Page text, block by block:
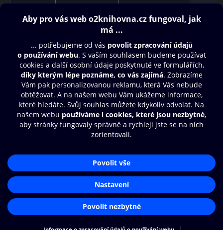
Obsah ke stažení
Moje O2 Knihovna
Další zábava
Nákupní řád
Přístupnost
Zásady zpracování osobních údajů
Cookies
Nastavení cookies
Aplikace O2 Knihovna
Čti a poslouchej své e-knihy a
audioknihy rychleji a pohodlněji.